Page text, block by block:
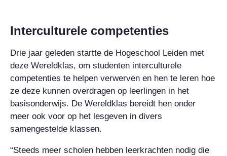
Interculturele competenties
Drie jaar geleden startte de Hogeschool Leiden met
deze Wereldklas, om studenten interculturele
competenties te helpen verwerven en hen te leren hoe
ze deze kunnen overdragen op leerlingen in het
basisonderwijs. De Wereldklas bereidt hen onder
meer ook voor op het lesgeven in divers
samengestelde klassen.
“Steeds meer scholen hebben leerkrachten nodig die